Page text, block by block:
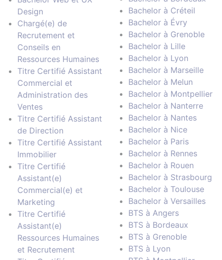
Design
Chargé(e) de
Recrutement et
Conseils en
Ressources Humaines
Titre Certifié Assistant
Commercial et
Administration des
Ventes
Titre Certifié Assistant
de Direction
Titre Certifié Assistant
Immobilier
Titre Certifié
Assistant(e)
Commercial(e) et
Marketing
Titre Certifié
Assistant(e)
Ressources Humaines
et Recrutement
Bachelor à Créteil
Bachelor à Évry
Bachelor à Grenoble
Bachelor à Lille
Bachelor à Lyon
Bachelor à Marseille
Bachelor à Melun
Bachelor à Montpellier
Bachelor à Nanterre
Bachelor à Nantes
Bachelor à Nice
Bachelor à Paris
Bachelor à Rennes
Bachelor à Rouen
Bachelor à Strasbourg
Bachelor à Toulouse
Bachelor à Versailles
BTS à Angers
BTS à Bordeaux
BTS à Grenoble
BTS à Lyon